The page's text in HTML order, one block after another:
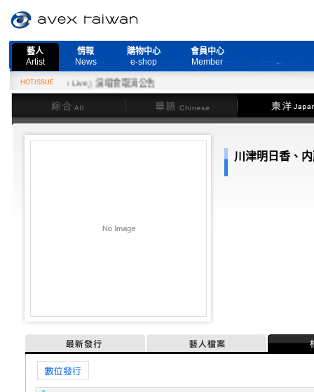
藝人
Artist
情報
News
購物中心
e-shop
會員中心
Member
HOTISSUE
More Live』演唱會取消公告
綜合
華語 東洋
川津明日香、
最新發行 藝人檔案
媒體訊息